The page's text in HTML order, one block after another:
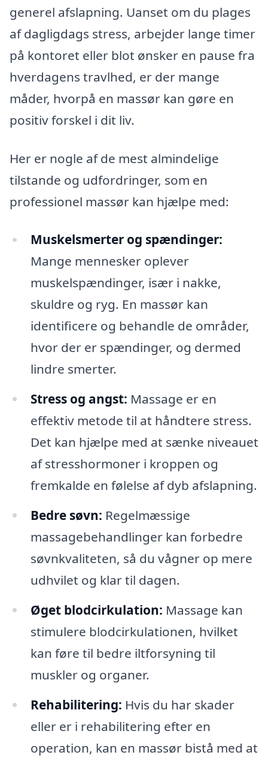
generel afslapning. Uanset om du plages
af dagligdags stress, arbejder lange timer
på kontoret eller blot ønsker en pause fra
hverdagens travlhed, er der mange
måder, hvorpå en massør kan gøre en
positiv forskel i dit liv.
Her er nogle af de mest almindelige
tilstande og udfordringer, som en
professionel massør kan hjælpe med:
Muskelsmerter og spændinger:
Mange mennesker oplever
muskelspændinger, især i nakke,
skuldre og ryg. En massør kan
identificere og behandle de områder,
hvor der er spændinger, og dermed
lindre smerter.
Stress og angst: Massage er en
effektiv metode til at håndtere stress.
Det kan hjælpe med at sænke niveauet
af stresshormoner i kroppen og
fremkalde en følelse af dyb afslapning.
Bedre søvn: Regelmæssige
massagebehandlinger kan forbedre
søvnkvaliteten, så du vågner op mere
udhvilet og klar til dagen.
Øget blodcirkulation: Massage kan
stimulere blodcirkulationen, hvilket
kan føre til bedre iltforsyning til
muskler og organer.
Rehabilitering: Hvis du har skader
eller er i rehabilitering efter en
operation, kan en massør bistå med at